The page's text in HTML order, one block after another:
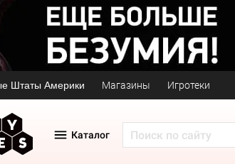
Штаты Америки Магазины Игротеки
Каталог